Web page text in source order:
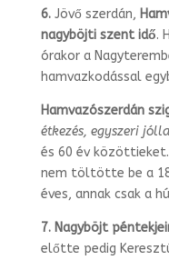
6.Jövő szerdán,
nagyböjti szent idő.
órakor a
hamvaz­kodással
Hamvazószerdán
étkezés, egyszeri
és 60 év
nem töltötte be a
éves, annak csak a
7. Nagyböjt
előtte pedig